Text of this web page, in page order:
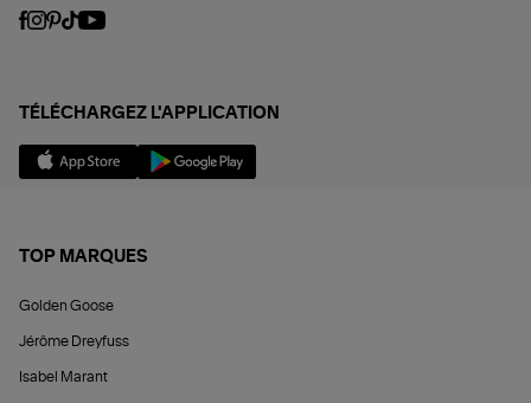
TÉLÉCHARGEZ L'APPLICATION
TOP MARQUES
Golden Goose
Jérôme Dreyfuss
Isabel Marant